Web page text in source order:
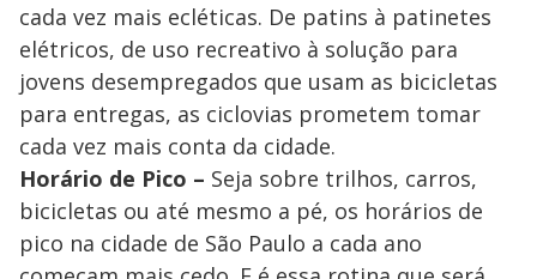
cada vez mais ecléticas. De patins à patinetes
elétricos, de uso recreativo à solução para
jovens desempregados que usam as bicicletas
para entregas, as ciclovias prometem tomar
cada vez mais conta da cidade.
Horário de Pico – Seja sobre trilhos, carros,
bicicletas ou até mesmo a pé, os horários de
pico na cidade de São Paulo a cada ano